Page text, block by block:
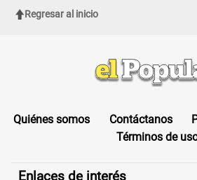
Regresar al inicio
Quiénes somos Contáctanos
Términos de
Enlaces de interés